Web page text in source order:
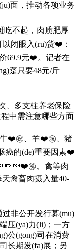
面，推动各项业务
斑吃不起，肉质肥厚
(ru)货❤️：
❤️。记者在
趸只要48元/斤
、多支柱养老保险
中需注意哪些方面
㊗️、羊❤️㊗️、猪
(de)重要因素❤️
㊗️、禽等肉
禽畜肉摄入量40-
非公开发行募(mu)
压(ya)力(li)；一方
公(gong)司在消费
司长期发(fa)展；另